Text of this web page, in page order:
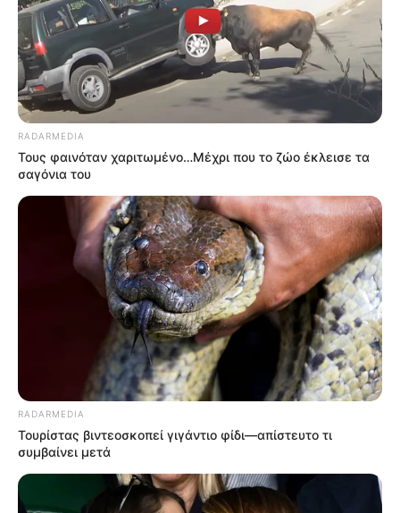
RADARMEDIA
Τους φαινόταν χαριτωμένο…Μέχρι που το ζώο έκλεισε τα
σαγόνια του
RADARMEDIA
Τουρίστας βιντεοσκοπεί γιγάντιο φίδι—απίστευτο τι
συμβαίνει μετά